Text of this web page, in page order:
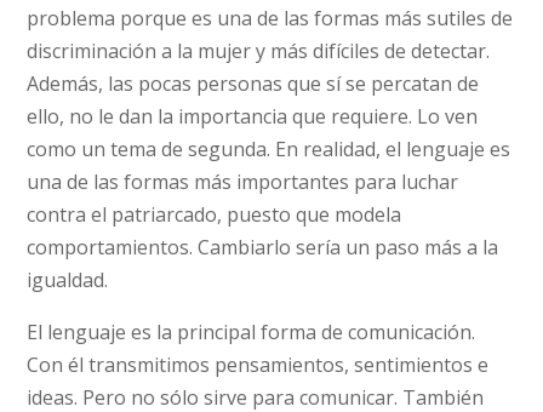
problema porque es una de las formas más sutiles de
discriminación a la mujer y más difíciles de detectar.
Además, las pocas personas que sí se percatan de
ello, no le dan la importancia que requiere. Lo ven
como un tema de segunda. En realidad, el lenguaje es
una de las formas más importantes para luchar
contra el patriarcado, puesto que modela
comportamientos. Cambiarlo sería un paso más a la
igualdad.
El lenguaje es la principal forma de comunicación.
Con él transmitimos pensamientos, sentimientos e
ideas. Pero no sólo sirve para comunicar. También